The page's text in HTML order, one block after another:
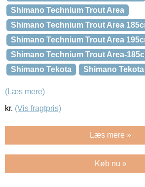
Shimano Technium Trout Area
Shimano Technium Trout Area
Shimano Technium Trout Area
Shimano Technium Trout Area-
Shimano Tekota
Shimano Tekota
(Læs mere)
kr. (Vis fragtpris)
Læs mere »
Køb nu »